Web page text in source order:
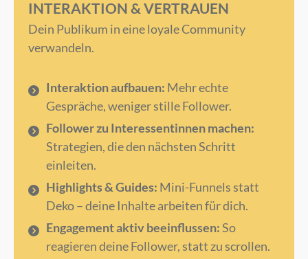
INTERAKTION & VERTRAUEN
Dein Publikum in eine loyale Community
verwandeln.
Interaktion aufbauen: Mehr echte
Gespräche, weniger stille Follower.
Follower zu Interessentinnen machen:
Strategien, die den nächsten Schritt
einleiten.
Highlights & Guides: Mini-Funnels statt
Deko – deine Inhalte arbeiten für dich.
Engagement aktiv beeinflussen:So
reagieren deine Follower, statt zu scrollen.